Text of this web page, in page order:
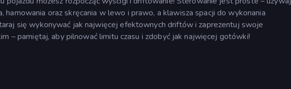
hamowania oraz skręcania w lewo i prawo, a klawisza spacji do wykonania
się wykonywać jak najwięcej efektownych driftów i zaprezentuj swoje
– pamiętaj, aby pilnować limitu czasu i zdobyć jak najwięcej gotówki!